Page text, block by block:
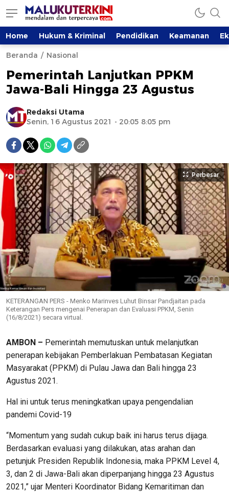
Home Hukum & Kriminal Pendidikan Keamanan
Beranda Nasional
Pemerintah Lanjutkan PPKM
Jawa-Bali Hingga 23 Agustus
Redaksi Utama
Senin, 16 Agustus 2021 - 20:05 8:05 pm
Perbesar
KETERANGAN PERS - Menko Marinves Luhut Binsar Pandjaitan pada
Keterangan Pers mengenai Penerapan dan Evaluasi PPKM, Senin
(16/8/2021) secara virtual.
AMBON – Pemerintah memutuskan untuk melanjutkan
penerapan kebijakan Pemberlakuan Pembatasan Kegiatan
Masyarakat (PPKM) di Pulau Jawa dan Bali hingga 23
Agustus 2021.
Hal ini untuk terus meningkatkan upaya pengendalian
pandemi Covid-19
“Momentum yang sudah cukup baik ini harus terus dijaga.
Berdasarkan evaluasi yang dilakukan, atas arahan dan
petunjuk Presiden Republik Indonesia, maka PPKM Level 4,
3, dan 2 di Jawa-Bali akan diperpanjang hingga 23 Agustus
2021,” ujar Menteri Koordinator Bidang Kemaritiman dan